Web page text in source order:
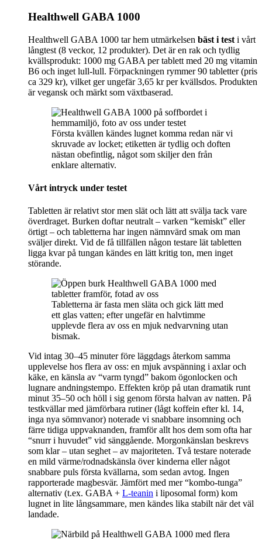
Healthwell GABA 1000
Healthwell GABA 1000 tar hem utmärkelsen bäst i test i vårt
långtest (8 veckor, 12 produkter). Det är en rak och tydlig
kvällsprodukt: 1000 mg GABA per tablett med 20 mg vitamin
B6 och inget lull-lull. Förpackningen rymmer 90 tabletter (pris
ca 329 kr), vilket ger ungefär 3,65 kr per kvällsdos. Produkten
är vegansk och märkt som växtbaserad.
Första kvällen kändes lugnet komma redan när vi
skruvade av locket; etiketten är tydlig och doften
nästan obefintlig, något som skiljer den från
enklare alternativ.
Vårt intryck under testet
Tabletten är relativt stor men slät och lätt att svälja tack vare
överdraget. Burken doftar neutralt – varken “kemiskt” eller
örtigt – och tabletterna har ingen nämnvärd smak om man
sväljer direkt. Vid de få tillfällen någon testare lät tabletten
ligga kvar på tungan kändes en lätt kritig ton, men inget
störande.
Tabletterna är fasta men släta och gick lätt med
ett glas vatten; efter ungefär en halvtimme
upplevde flera av oss en mjuk nedvarvning utan
bismak.
Vid intag 30–45 minuter före läggdags återkom samma
upplevelse hos flera av oss: en mjuk avspänning i axlar och
käke, en känsla av “varm tyngd” bakom ögonlocken och
lugnare andningstempo. Effekten kröp på utan dramatik runt
minut 35–50 och höll i sig genom första halvan av natten. På
testkvällar med jämförbara rutiner (lågt koffein efter kl. 14,
inga nya sömnvanor) noterade vi snabbare insomning och
färre tidiga uppvaknanden, framför allt hos dem som ofta har
“snurr i huvudet” vid sänggående. Morgonkänslan beskrevs
som klar – utan seghet – av majoriteten. Två testare noterade
en mild värme/rodnadskänsla över kinderna eller något
snabbare puls första kvällarna, som sedan avtog. Ingen
rapporterade magbesvär. Jämfört med mer “kombo-tunga”
alternativ (t.ex. GABA + L-teanin i liposomal form) kom
lugnet in lite långsammare, men kändes lika stabilt när det väl
landade.